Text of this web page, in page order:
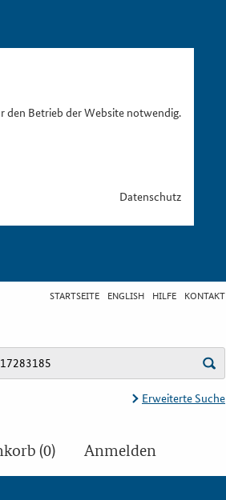
den Betrieb der Website notwendig.
Datenschutz
STARTSEITE ENGLISH HILFE KONTAKT
Erweiterte Suche
(0) Anmelden